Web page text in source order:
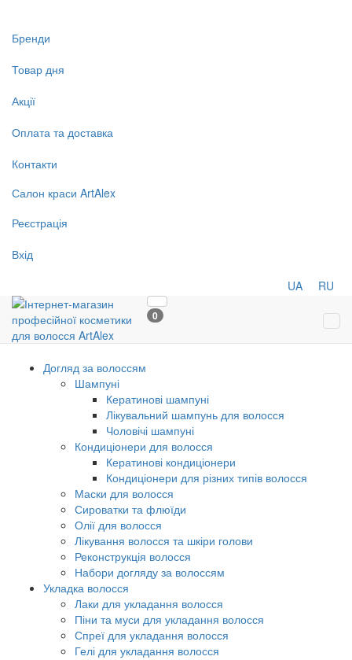
Бренди
Товар дня
Акції
Оплата та доставка
Контакти
Салон краси ArtAlex
Реєстрація
Вхід
UA RU
0
Догляд за волоссям
Шампуні
Кератинові шампуні
Лікувальний шампунь для волосся
Чоловічі шампуні
Кондиціонери для волосся
Кератинові кондиціонери
Кондиціонери для різних типів волосся
Маски для волосся
Сироватки та флюїди
Олії для волосся
Лікування волосся та шкіри голови
Реконструкція волосся
Набори догляду за волоссям
Укладка волосся
Лаки для укладання волосся
Піни та муси для укладання волосся
Спреї для укладання волосся
Гелі для укладання волосся